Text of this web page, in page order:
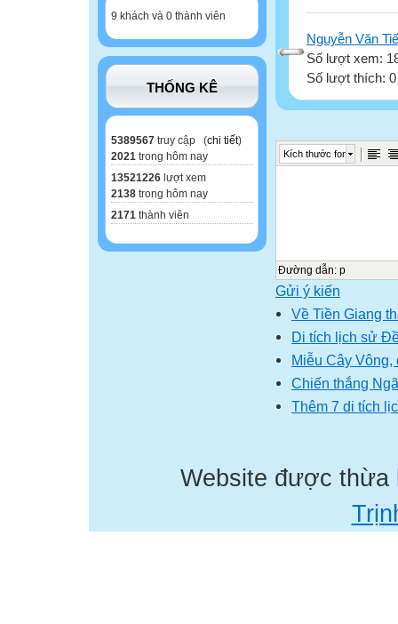
9 khách và 0 thành viên
THỐNG KÊ
5389567 truy cập (chi tiết)
2021 trong hôm nay
13521226 lượt xem
2138 trong hôm nay
2171 thành viên
Nguyễn Văn
Số lượt xem:
Số lượt thích:
Kích thước font
Đường dẫn: p
Gửi ý kiến
Về Tiền Giang
Di tích lịch sử
Miễu Cây
Chiến thắng
Thêm 7 di tích
Website được